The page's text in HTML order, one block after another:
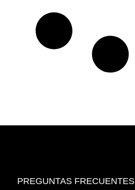
PREGUNTAS FRECUENTES